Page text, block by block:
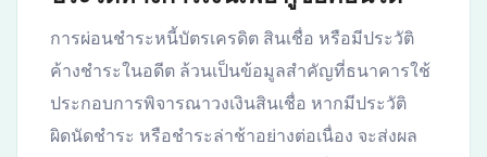
การผ่อนชำระหนี้บัตรเครดิต สินเชื่อ หรือมีประวัติ
ค้างชำระในอดีต ล้วนเป็นข้อมูลสำคัญที่ธนาคารใช้
ประกอบการพิจารณาวงเงินสินเชื่อ หากมีประวัติ
ผิดนัดชำระ หรือชำระล่าช้าอย่างต่อเนื่อง จะส่งผล